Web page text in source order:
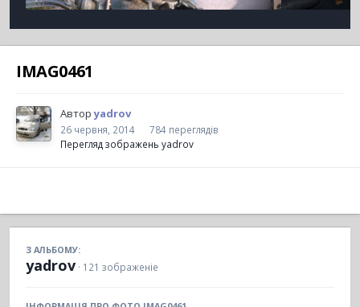
IMAG0461
Авторyadrov
26 червня, 2014
784 переглядів
Перегляд зображень yadrov
З АЛЬБОМУ:
yadrov · 121 зображеніе